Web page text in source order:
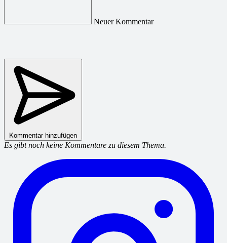
Neuer Kommentar
Kommentar hinzufügen
Es gibt noch keine Kommentare zu diesem Thema.